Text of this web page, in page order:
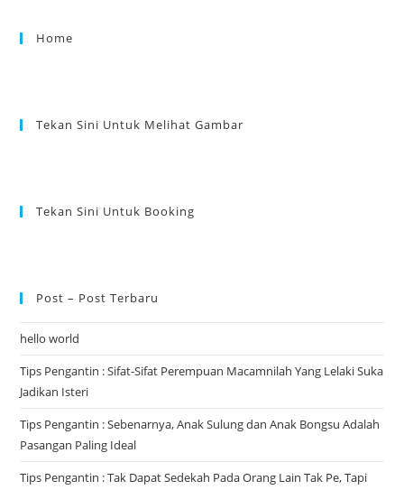
Home
Tekan Sini Untuk Melihat Gambar
Tekan Sini Untuk Booking
Post – Post Terbaru
hello world
Tips Pengantin : Sifat-Sifat Perempuan Macamnilah Yang Lelaki Suka
Jadikan Isteri
Tips Pengantin : Sebenarnya, Anak Sulung dan Anak Bongsu Adalah
Pasangan Paling Ideal
Tips Pengantin : Tak Dapat Sedekah Pada Orang Lain Tak Pe, Tapi